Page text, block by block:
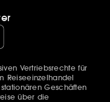
Vertriebsrechte für
Reiseeinzelhandel
Geschäften
über die